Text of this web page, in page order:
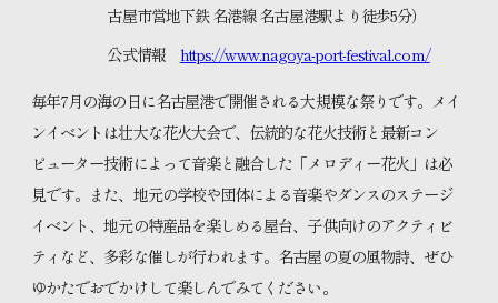
古屋市営地下鉄 名港線 名古屋港駅より徒歩5分）
公式情報 https://www.nagoya-port-festival.com/
毎年7月の海の日に名古屋港で開催される大規模な祭りです。メイ
ンイベントは壮大な花火大会で、伝統的な花火技術と最新コン
ピューター技術によって音楽と融合した「メロディー花火」は必
見です。また、地元の学校や団体による音楽やダンスのステージ
イベント、地元の特産品を楽しめる屋台、子供向けのアクティビ
ティなど、多彩な催しが行われます。名古屋の夏の風物詩、ぜひ
ゆかたでおでかけして楽しんでみてください。